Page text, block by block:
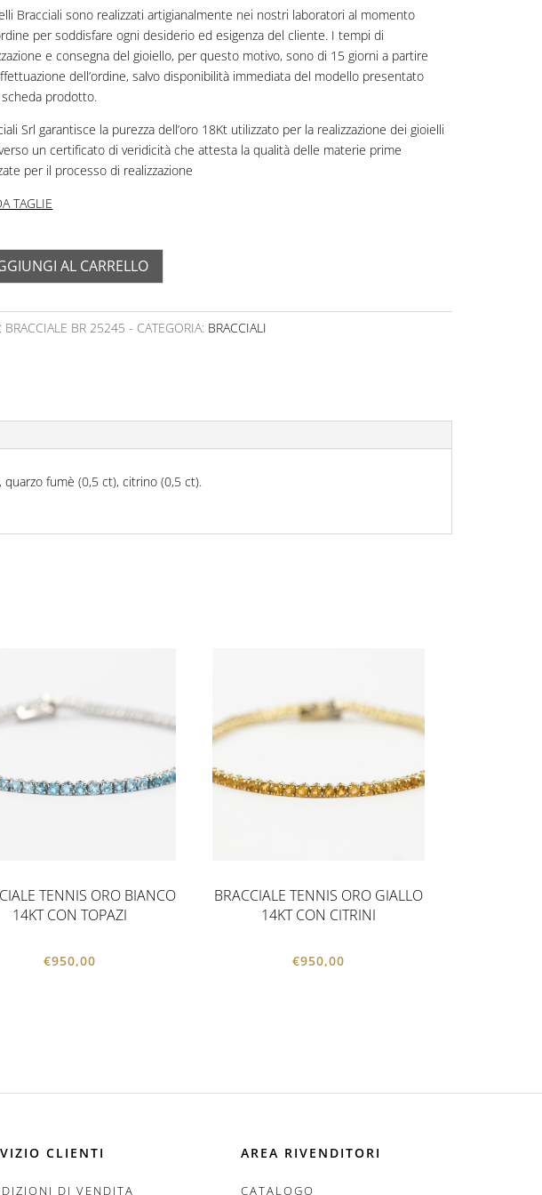
Bracciali sono realizzati artigianalmente nei nostri laboratori al momento
per soddisfare ogni desiderio ed esigenza del cliente. I tempi di
e consegna del gioiello, per questo motivo, sono di 15 giorni a partire
dell’ordine, salvo disponibilità immediata del modello presentato
scheda prodotto.
Srl garantisce la purezza dell’oro 18Kt utilizzato per la realizzazione dei gioielli
un certificato di veridicità che attesta la qualità delle materie prime
per il processo di realizzazione
TAGLIE
AL CARRELLO
BRACCIALE BR 25245 CATEGORIA: BRACCIALI
fumè (0,5 ct), citrino (0,5 ct).
TENNIS ORO BIANCO
14KT CON TOPAZI
€950,00
BRACCIALE TENNIS ORO GIALLO
14KT CON CITRINI
€950,00
CLIENTI
DI VENDITA
AREA RIVENDITORI
CATALOGO